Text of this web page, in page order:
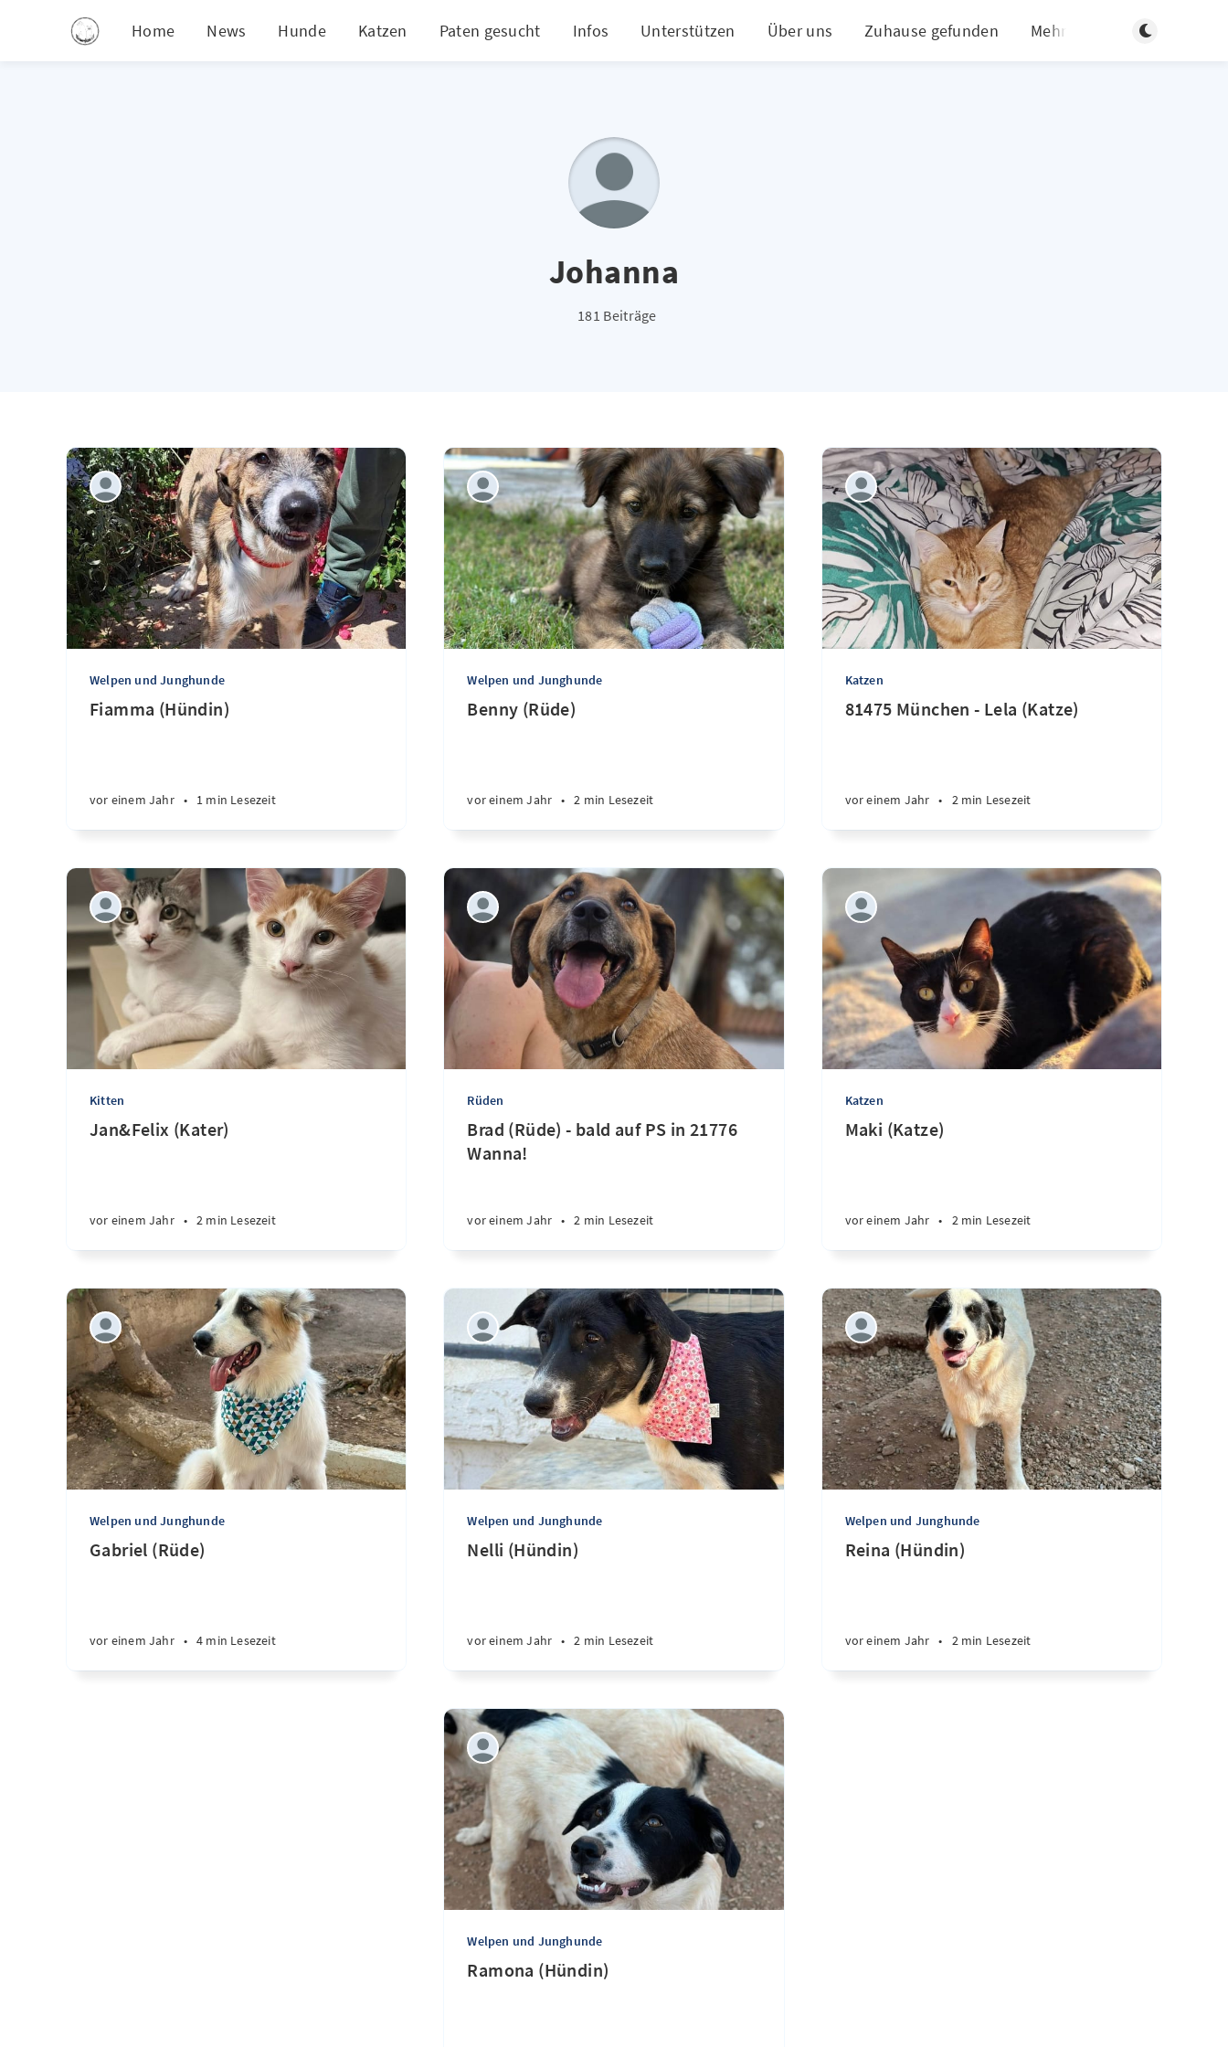
Home News Hunde Katzen Paten gesucht Infos Unterstützen Über uns Zuhause gefunden Mehr Dunklen
Johanna
181 Beiträge
Welpen und Junghunde
Fiamma (Hündin)
vor einem Jahr • 1 min Lesezeit
Welpen und Junghunde
Benny (Rüde)
vor einem Jahr • 2 min Lesezeit
Katzen
81475 München - Lela (Katze)
vor einem Jahr • 2 min Lesezeit
Kitten
Jan&Felix (Kater)
vor einem Jahr • 2 min Lesezeit
Rüden
Brad (Rüde) - bald auf PS in 21776
Wanna!
vor einem Jahr • 2 min Lesezeit
Katzen
Maki (Katze)
vor einem Jahr • 2 min Lesezeit
Welpen und Junghunde
Gabriel (Rüde)
vor einem Jahr • 4 min Lesezeit
Welpen und Junghunde
Nelli (Hündin)
vor einem Jahr • 2 min Lesezeit
Welpen und Junghunde
Reina (Hündin)
vor einem Jahr • 2 min Lesezeit
Welpen und Junghunde
Ramona (Hündin)